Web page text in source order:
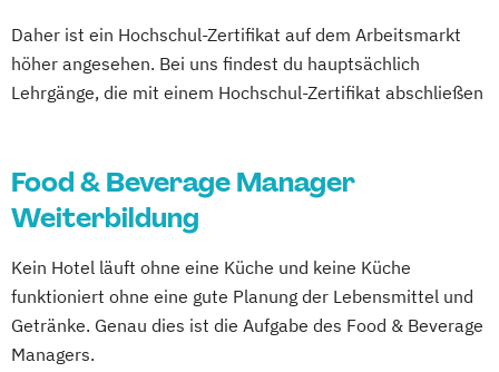
Daher ist ein Hochschul-Zertifikat auf dem Arbeitsmarkt
höher angesehen. Bei uns findest du hauptsächlich
Lehrgänge, die mit einem Hochschul-Zertifikat abschließen
Food & Beverage Manager
Weiterbildung
Kein Hotel läuft ohne eine Küche und keine Küche
funktioniert ohne eine gute Planung der Lebensmittel und
Getränke. Genau dies ist die Aufgabe des Food & Beverage
Managers.